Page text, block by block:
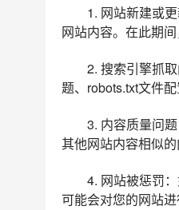
1. 网站新建或
网站内容。在此期
2. 搜索引擎抓
题、robots.txt文件
3. 内容质量问
其他网站内容相似
4. 网站被惩罚
可能会对您的网站